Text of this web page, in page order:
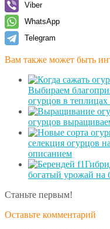
Viber
WhatsApp
Telegram
Вам также может быть
Выбираем
огурцов в
огурцов
селекция огурцов
описанием
богатый урожай на
Станьте первым!
Оставьте комментарий